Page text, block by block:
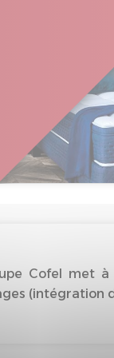
Cofel met
(intégration